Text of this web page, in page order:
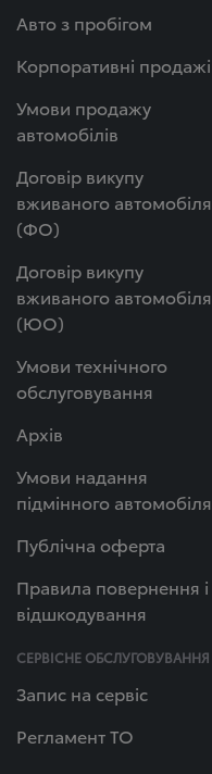
Авто з пробігом
Корпоративні продажі
Умови продажу
автомобілів
Договір викупу
вживаного автомобіля
(ФО)
Договір викупу
вживаного автомобіля
(ЮО)
Умови технічного
обслуговування
Архів
Умови надання
підмінного автомобіля
Публічна оферта
Правила повернення і
відшкодування
СЕРВІСНЕ ОБСЛУГОВУВАННЯ
Запис на сервіс
Регламент ТО